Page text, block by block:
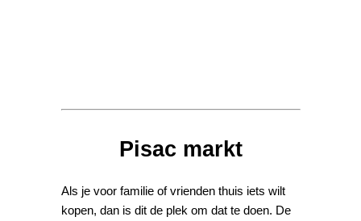
Pisac markt
Als je voor familie of vrienden thuis iets wilt
kopen, dan is dit de plek om dat te doen. De